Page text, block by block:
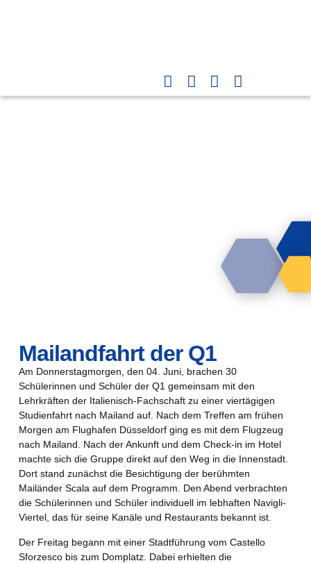
Mailandfahrt der Q1
Am Donnerstagmorgen, den 04. Juni, brachen 30
Schülerinnen und Schüler der Q1 gemeinsam mit den
Lehrkräften der Italienisch-Fachschaft zu einer viertägigen
Studienfahrt nach Mailand auf. Nach dem Treffen am frühen
Morgen am Flughafen Düsseldorf ging es mit dem Flugzeug
nach Mailand. Nach der Ankunft und dem Check-in im Hotel
machte sich die Gruppe direkt auf den Weg in die Innenstadt.
Dort stand zunächst die Besichtigung der berühmten
Mailänder Scala auf dem Programm. Den Abend verbrachten
die Schülerinnen und Schüler individuell im lebhaften Navigli-
Viertel, das für seine Kanäle und Restaurants bekannt ist.
Der Freitag begann mit einer Stadtführung vom Castello
Sforzesco bis zum Domplatz. Dabei erhielten die